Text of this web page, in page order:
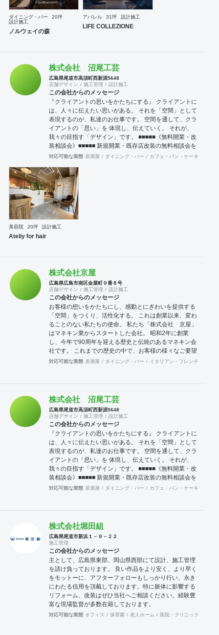
ダイニング・バー
20坪
設計施工
ノルウェイの森
アパレル 31坪 設計施工
LIFE COLLEZIONE
株式会社 沼尾工芸
広島県尾道市高須町西新涯5648
店舗デザイン
施工管理 設計施工
この会社からのメッセージ
『クライアントの思いをかたちにする』 クライアントに
は、人々に伝えたい思いがある。 それを「空間」として
表現するのが、私達のお仕事です。 空間を通して、クラ
イアントの「思い」を 体現し、伝えていく。 それが、
我々の目指す「デザイン」です。 ■■■■■《無料開業・改
装相談会》■■■■■ 新規開業・既存店改装の無料相談会を
しております。 御相談ご希望の方は、メール又は、電話
改装のポイント・公庫借り入れ等をアドバイスさせて戴
きます。
対応可能な業態 居酒屋 ダイニング・バー カフェ・パン・ケーキ
美容院 20坪 設計施工
Ateliy for hair
株式会社京屋
広島県広島市南区金屋町９番８号
店舗デザイン
施工管理 設計施工
この会社からのメッセージ
お客様の想いをかたちにし、感動とにぎわいを提供する
「空間」をつくり、活性化する。 これは創業以来、変わ
ることのない私たちの使命。 私たち「株式会社 京屋」
はマネキン業からスタートした会社。 昭和2年に創業
し、今年で90周年を迎える歴史と伝統のあるマネキン会
社です。 これまでの歴史の中で、お客様の様々なご要望
にお応えするようになり、現在では、マネキン・什器レ
総合的に幅広く事業を展開しています。 人々が、感動し
心からくつろげる空間。様々な人が集まることで、新た
な出会いとにぎわいが生まれる空間など、私たちは、総
合力で大型商業施設をはじめ各種イベントまで、様々な
「空間」づくりを追及してまいります。 すなわち総合力
による「空間創造事業」と「空間活性化事業」が私たち
京屋の仕事です。
対応可能な業態 居酒屋 ダイニング・バー イタリアン・フレンチ
株式会社 沼尾工芸
広島県尾道市高須町西新涯5648
店舗デザイン
施工管理 設計施工
この会社からのメッセージ
『クライアントの思いをかたちにする』 クライアントに
は、人々に伝えたい思いがある。 それを「空間」として
表現するのが、私達のお仕事です。 空間を通して、クラ
イアントの「思い」を 体現し、伝えていく。 それが、
我々の目指す「デザイン」です。 ■■■■■《無料開業・改
装相談会》■■■■■ 新規開業・既存店改装の無料相談会を
しております。 御相談ご希望の方は、メール又は、電話
きます。
対応可能な業態 居酒屋 ダイニング・バー カフェ・パン・ケーキ
株式会社堀田組
広島県尾道市新浜１－９－２２
施工管理
この会社からのメッセージ
主として、広島県東部、岡山県西部にて設計、施工管理
を請け負っております。 良い作品をより安く、より早く
をモットーに、アフターフォローもしっかり行い、永き
にわたる信用を頂戴しております。特に躯体に影響する
リフォーム、改装はぜひ当社へご相談ください。経験豊
富な現場監督が多数在籍しております。
対応可能な業態 オフィス 保育園 老人ホーム 医院・クリニック